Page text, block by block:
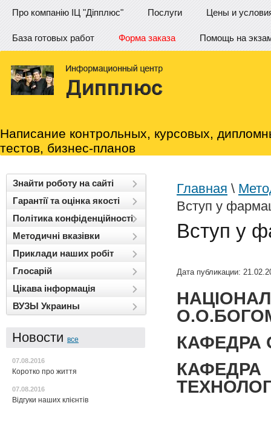
Про компанію ІЦ "Діпплюс" Послуги Цены и
База готовых работ Форма заказа Помощь на
Написание контрольных, курсовых,
тестов, бизнес-планов
Знайти роботу на сайті
Гарантії та оцінка якості
Політика конфіденційності
Методичні вказівки
Приклади наших робіт
Глосарій
Цікава інформація
ВУЗЫ Украины
Новости все
07.08.2016
Коротко про життя
07.08.2016
Відгуки наших клієнтів
Главная \
Вступ у
Вступ у
Дата публикации:
КАФЕДРА